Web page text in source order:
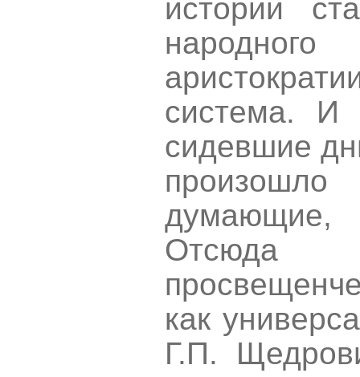
истории
система. И
сидевшие
думающие,
как
Г.П.